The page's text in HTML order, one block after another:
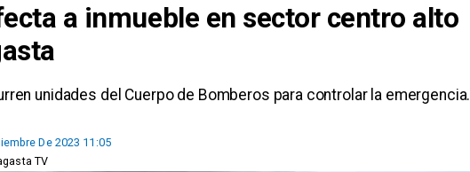
a inmueble en sector centro alto
unidades del Cuerpo de Bomberos para controlar la emergencia.
De 2023 11:05
TV